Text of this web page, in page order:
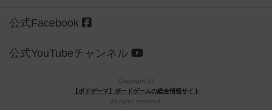
公式Facebook
公式YouTubeチャンネル
Copyright (c)
【ボドゲーマ】ボードゲームの総合情報サイト
All rights reserved.